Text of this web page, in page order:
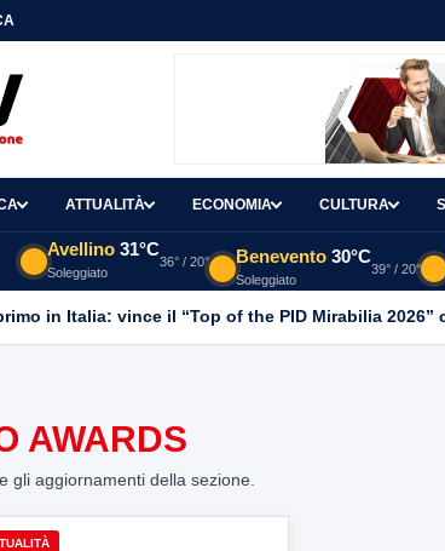
ATTUALITÀ ECONOMIA CULTURA
Avellino 31°C
Soleggiato
36° / 20° Benevento 30°C
Soleggiato
39° / 20°
in Italia: vince il “Top of the PID Mirabilia
AWARDS
gli aggiornamenti della sezione.